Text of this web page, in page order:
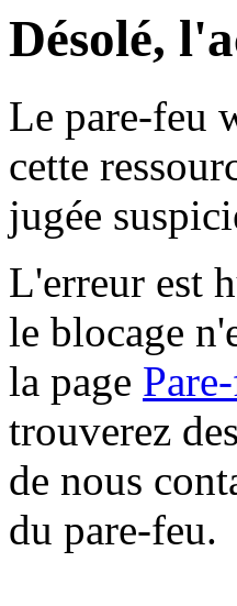
Désolé,
Le pare-feu
cette
jugée
L'erreur est
le blocage
la page
trouverez
de nous
du pare-feu.